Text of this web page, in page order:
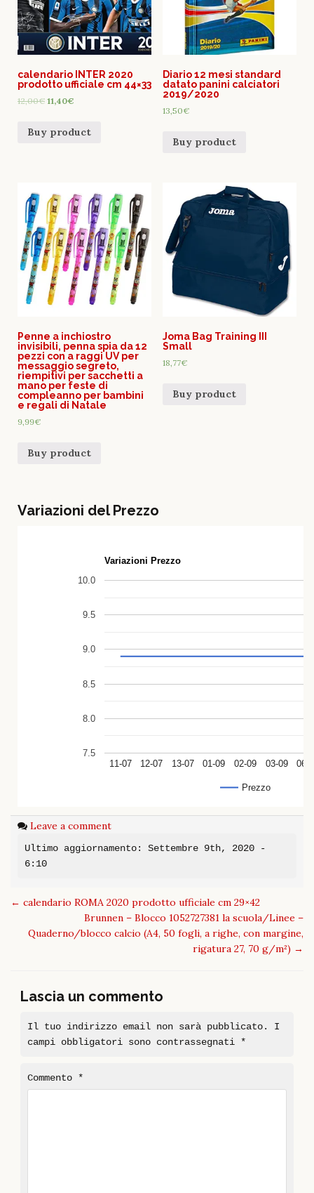
calendario INTER 2020
prodotto ufficiale cm 44×33
12,00€ 11,40€
Buy product
Diario 12 mesi standard
datato panini calciatori
2019/2020
13,50€
Buy product
Penne a inchiostro
invisibili, penna spia da 12
pezzi con a raggi UV per
messaggio segreto,
riempitivi per sacchetti a
mano per feste di
compleanno per bambini
e regali di Natale
9,99€
Buy product
Joma Bag Training III
Small
18,77€
Buy product
Variazioni del Prezzo
Variazioni Prezzo
Prezzo
11-07 12-07 13-07 01-09 02-09 03-09 06-
7.5
8.0
8.5
9.0
9.5
10.0
Leave a comment
Ultimo aggiornamento: Settembre 9th, 2020 -
6:10
Post
navigation
← calendario ROMA 2020 prodotto ufficiale cm 29×42
Brunnen – Blocco 1052727381 la scuola/Linee –
Quaderno/blocco calcio (A4, 50 fogli, a righe, con margine,
rigatura 27, 70 g/m²) →
Lascia un commento
Il tuo indirizzo email non sarà pubblicato.
I
campi obbligatori sono contrassegnati *
Commento *